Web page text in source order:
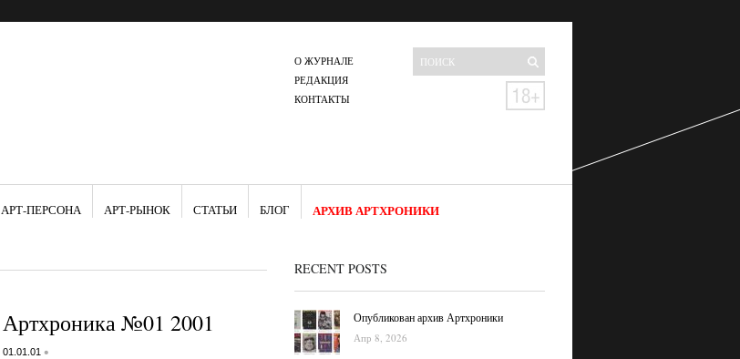
О ЖУРНАЛЕ
РЕДАКЦИЯ
КОНТАКТЫ
АРТ-ПЕРСОНА АРТ-РЫНОК СТАТЬИ БЛОГ АРХИВ АРТХРОНИКИ
Артхроника №01 2001
01.01.01 •
RECENT POSTS
Опубликован архив Артхроники
Апр 8, 2026